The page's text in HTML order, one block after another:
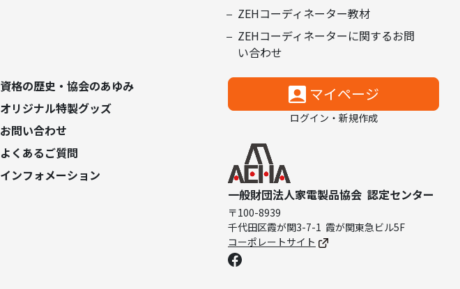
ZEHコーディネーター教材
ZEHコーディネーターに関するお問
い合わせ
資格の歴史・協会のあゆみ
オリジナル特製グッズ
お問い合わせ
よくあるご質問
インフォメーション
マイページ
ログイン・新規作成
一般財団法人家電製品協会 認定センター
〒100-8939
千代田区霞が関3-7-1 霞が関東急ビル5F
コーポレートサイト